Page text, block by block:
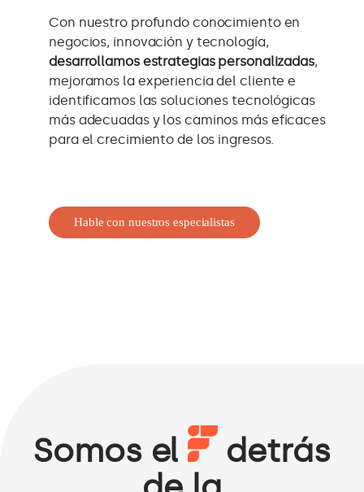
Con nuestro profundo conocimiento en
negocios, innovación y tecnología,
desarrollamos estrategias personalizadas,
mejoramos la experiencia del cliente e
identificamos las soluciones tecnológicas
más adecuadas y los caminos más eficaces
para el crecimiento de los ingresos.
Hable con nuestros especialistas
Somos el
detrás